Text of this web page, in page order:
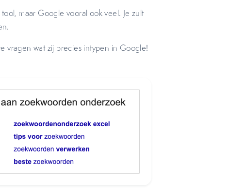
maar Google vooral ook veel. Je zult
vragen wat zij precies intypen in Google!